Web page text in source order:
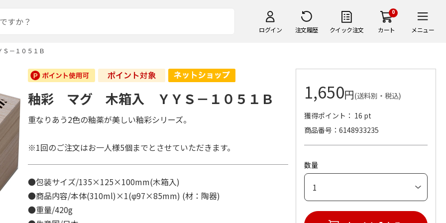
ログイン 注文履歴 クイック注文
0
カート メニュー
－１０５１Ｂ
釉彩 マグ 木箱入 ＹＹＳ－１０５１Ｂ
重なりあう2色の釉薬が美しい釉彩シリーズ。
※1回のご注文はお一人様5個までとさせていただきます。
●包装サイズ/135×125×100mm(木箱入)
●商品内容/本体(310ml)×1(φ97×85mm) (材：陶器)
●重量/420g
1,650円(送料別・税込)
獲得ポイント： 16 pt
商品番号
6148933235
数量